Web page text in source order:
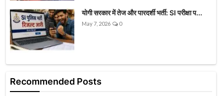
योगी सरकार में तेज और पारदर्शी भर्ती: SI परीक्षा प...
May 7, 2026 0
Recommended Posts